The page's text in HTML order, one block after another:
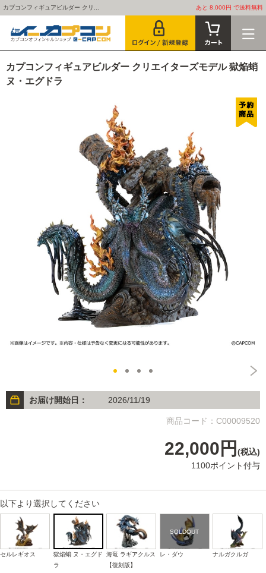
カプコンフィギュアビルダー クリ... あと 8,000円 で送料無料
カプコンフィギュアビルダー クリエイターズモデル 獄焔蛸
ヌ・エグドラ
お届け開始日： 2026/11/19
商品コード：C00009520
22,000円 (税込)
1100ポイント付与
以下より選択してください
セルレギオス
獄焔蛸 ヌ・エグド
ラ
海竜 ラギアクルス
【復刻版】
レ・ダウ ナルガクルガ